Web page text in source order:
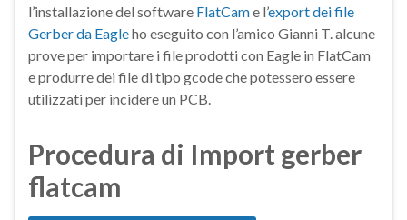
l’installazione del software FlatCame l’export dei file
Gerber da Eagleho eseguito con l’amico Gianni T. alcune
prove per importare i file prodotti con Eagle in FlatCam
e produrre dei file di tipo gcode che potessero essere
utilizzati per incidere un PCB.
Procedura di Import gerber
flatcam